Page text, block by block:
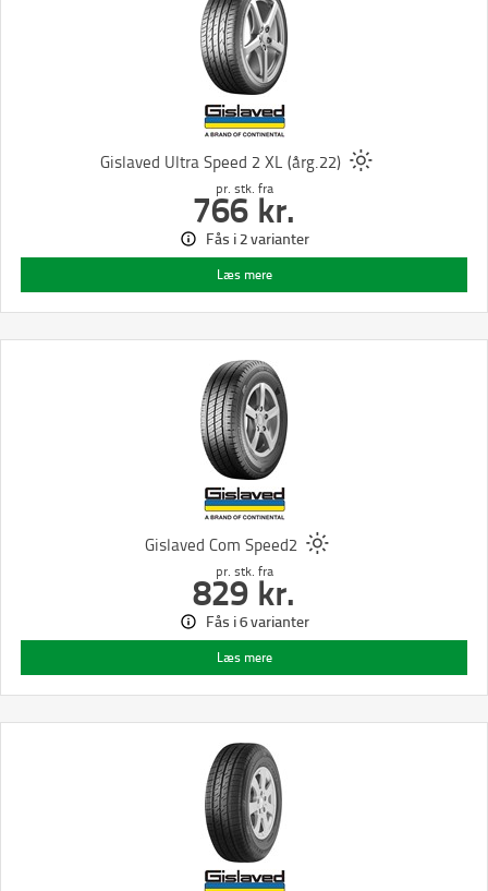
Gislaved Ultra Speed 2 XL (årg.22)
pr. stk. fra
766 kr.
Fås i 2 varianter
Læs mere
Gislaved Com Speed2
pr. stk. fra
829 kr.
Fås i 6 varianter
Læs mere